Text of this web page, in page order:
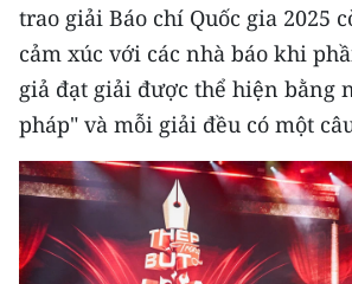
trao giải Báo chí Quốc gia 2025
cảm xúc với các nhà báo khi
giả đạt giải được thể hiện bằng
pháp" và mỗi giải đều có một